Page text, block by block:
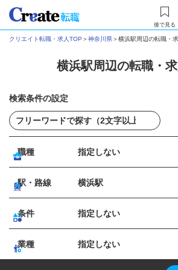
後で見る
クリエイト転職・求人TOP ＞神奈川県＞横浜駅周辺の転職・
横浜駅周辺の転職・
検索条件の設定
職種 指定しない
駅・路線 横浜駅
条件 指定しない
業種 指定しない